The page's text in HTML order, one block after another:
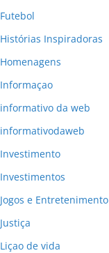
Futebol
Histórias Inspiradoras
Homenagens
Informaçao
informativo da web
informativodaweb
Investimento
Investimentos
Jogos e Entretenimento
Justiça
Liçao de vida